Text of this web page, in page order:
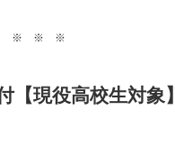
※ ※ ※
【現役高校生対象】